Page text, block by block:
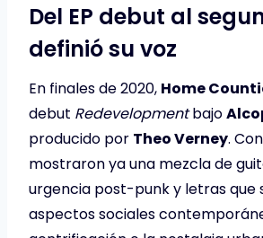
Del EP debut al
definió su voz
En finales de 2020, Home
debut Redevelopmentbajo
producido por Theo Verney.
mostraron ya una mezcla de
urgencia post-punk y letras que
aspectos sociales